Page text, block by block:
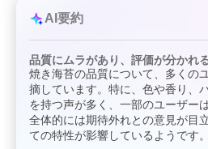
AI要約
品質にムラがあり、評価が分かれ
焼き海苔の品質について、多くの
摘しています。特に、色や香り、
を持つ声が多く、一部のユーザー
全体的には期待外れとの意見が目
ての特性が影響しているようです。